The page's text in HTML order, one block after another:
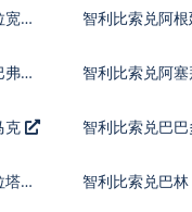
扎 智利比索兑阿根
罗
智利比索兑阿塞
克 智利比索兑巴巴
卡 智利比索兑巴林